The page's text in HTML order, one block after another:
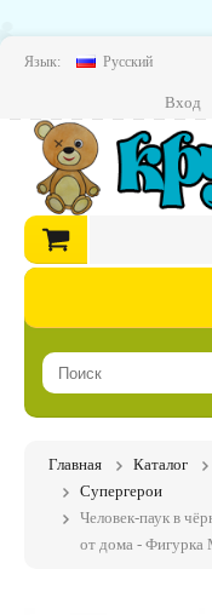
Язык: Русский
Вход
Главная Каталог
Супергерои
Человек-паук в
от дома - Фигурка